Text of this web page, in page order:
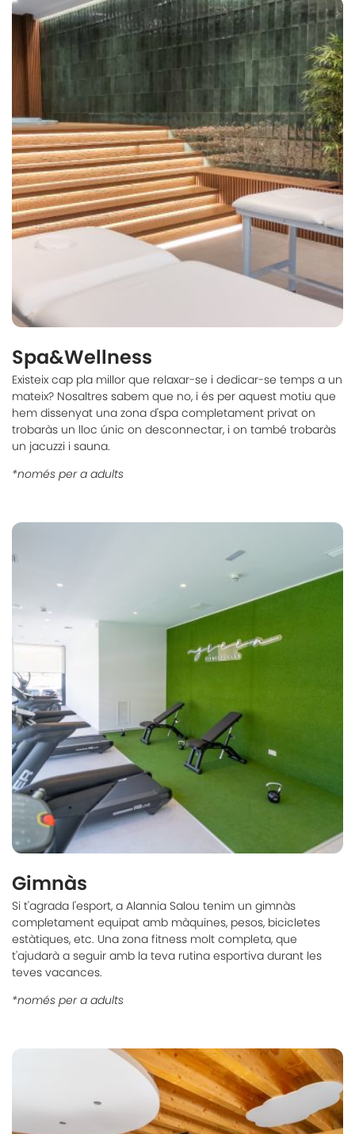
Spa&Wellness
Existeix cap pla millor que relaxar-se i dedicar-se temps a un
mateix? Nosaltres sabem que no, i és per aquest motiu que
hem dissenyat una zona d'spa completament privat on
trobaràs un lloc únic on desconnectar, i on també trobaràs
un jacuzzi i sauna.
*només per a adults
Gimnàs
Si t'agrada l'esport, a Alannia Salou tenim un gimnàs
completament equipat amb màquines, pesos, bicicletes
estàtiques, etc. Una zona fitness molt completa, que
t'ajudarà a seguir amb la teva rutina esportiva durant les
teves vacances.
*només per a adults